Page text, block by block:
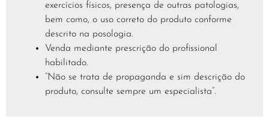
exercícios físicos, presença de outras patologias,
bem como, o uso correto do produto conforme
descrito na posologia.
Venda mediante prescrição do profissional
habilitado.
“Não se trata de propaganda e sim descrição do
produto, consulte sempre um especialista”.